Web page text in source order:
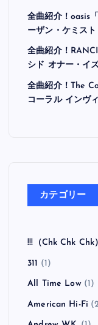
全曲紹介！oasis
ーザン・ケミスト
全曲紹介！
シド オナー・イ
全曲紹介！The
コーラル インヴ
カテゴリー
!!!（Chk Chk Chk）
311 (1)
All Time Low(1)
American Hi-Fi